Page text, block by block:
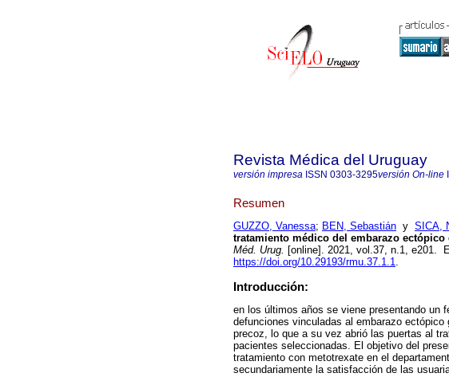
Revista Médica del Uruguay
versión impresa ISSN 0303-3295versión On-line
Resumen
GUZZO, Vanessa; BEN, Sebastián y SICA,
tratamiento médico del embarazo ectópico
Méd. Urug. [online]. 2021, vol.37, n.1, e201.
https://doi.org/10.29193/rmu.37.1.1.
Introducción:
en los últimos años se viene presentando un
defunciones vinculadas al embarazo
precoz, lo que a su vez abrió las puertas al
pacientes seleccionadas. El objetivo del
tratamiento con metotrexate en el
secundariamente la satisfacción de las